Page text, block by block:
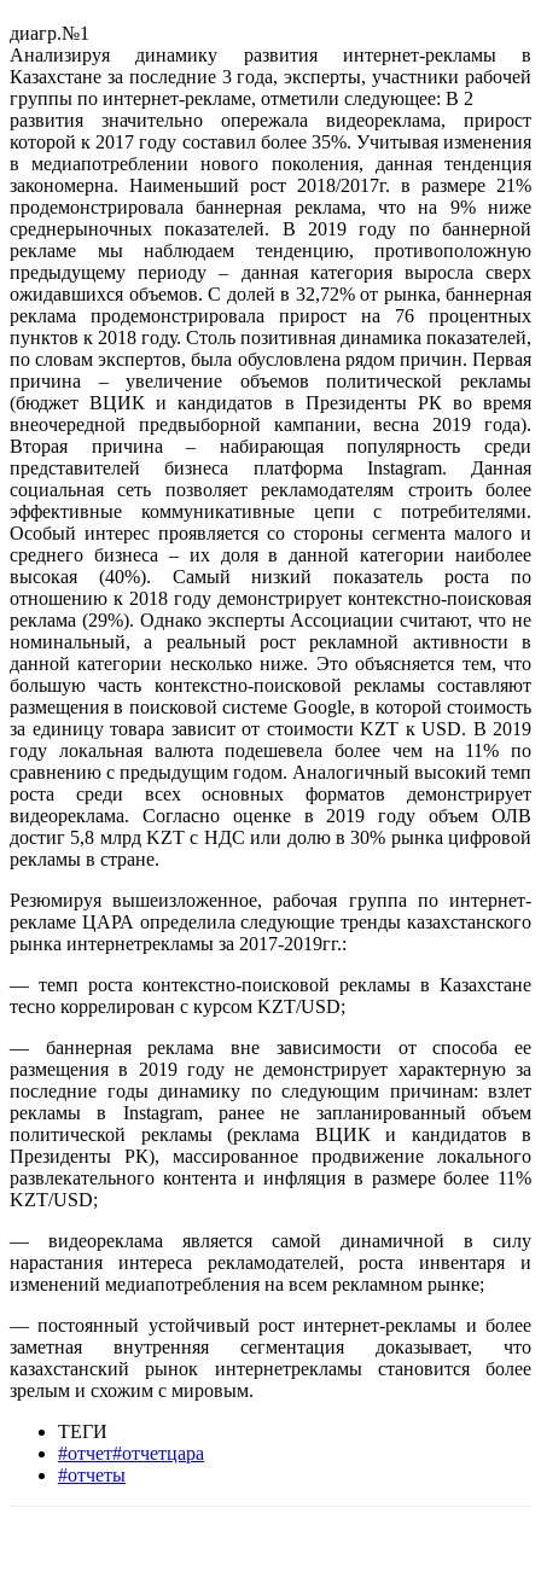
диагр.№1
Анализируя динамику развития интернет-рекламы в
Казахстане за последние 3 года, эксперты, участники рабочей
группы по интернет-рекламе, отметили следующее: В 2
развития значительно опережала видеореклама, прирост
которой к 2017 году составил более 35%. Учитывая изменения
в медиапотреблении нового поколения, данная тенденция
закономерна. Наименьший рост 2018/2017г. в размере 21%
продемонстрировала баннерная реклама, что на 9% ниже
среднерыночных показателей. В 2019 году по баннерной
рекламе мы наблюдаем тенденцию, противоположную
предыдущему периоду – данная категория выросла сверх
ожидавшихся объемов. С долей в 32,72% от рынка, баннерная
реклама продемонстрировала прирост на 76 процентных
пунктов к 2018 году. Столь позитивная динамика показателей,
по словам экспертов, была обусловлена рядом причин. Первая
причина – увеличение объемов политической рекламы
(бюджет ВЦИК и кандидатов в Президенты РК во время
внеочередной предвыборной кампании, весна 2019 года).
Вторая причина – набирающая популярность среди
представителей бизнеса платформа Instagram. Данная
социальная сеть позволяет рекламодателям строить более
эффективные коммуникативные цепи с потребителями.
Особый интерес проявляется со стороны сегмента малого и
среднего бизнеса – их доля в данной категории наиболее
высокая (40%). Самый низкий показатель роста по
отношению к 2018 году демонстрирует контекстно-поисковая
реклама (29%). Однако эксперты Ассоциации считают, что не
номинальный, а реальный рост рекламной активности в
данной категории несколько ниже. Это объясняется тем, что
большую часть контекстно-поисковой рекламы составляют
размещения в поисковой системе Google, в которой стоимость
за единицу товара зависит от стоимости KZT к USD. В 2019
году локальная валюта подешевела более чем на 11% по
сравнению с предыдущим годом. Аналогичный высокий темп
роста среди всех основных форматов демонстрирует
видеореклама. Согласно оценке в 2019 году объем ОЛВ
достиг 5,8 млрд KZT с НДС или долю в 30% рынка цифровой
рекламы в стране.
Резюмируя вышеизложенное, рабочая группа по интернет-
рекламе ЦАРА определила следующие тренды казахстанского
рынка интернетрекламы за 2017-2019гг.:
— темп роста контекстно-поисковой рекламы в Казахстане
тесно коррелирован с курсом KZT/USD;
— баннерная реклама вне зависимости от способа ее
размещения в 2019 году не демонстрирует характерную за
последние годы динамику по следующим причинам: взлет
рекламы в Instagram, ранее не запланированный объем
политической рекламы (реклама ВЦИК и кандидатов в
Президенты РК), массированное продвижение локального
развлекательного контента и инфляция в размере более 11%
KZT/USD;
— видеореклама является самой динамичной в силу
нарастания интереса рекламодателей, роста инвентаря и
изменений медиапотребления на всем рекламном рынке;
— постоянный устойчивый рост интернет-рекламы и более
заметная внутренняя сегментация доказывает, что
казахстанский рынок интернетрекламы становится более
зрелым и схожим c мировым.
ТЕГИ
#отчет#отчетцара
#отчеты